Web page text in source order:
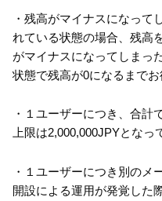
・残高がマイナスになって
れている状態の場合、残高
がマイナスになってしまっ
状態で残高が0になるまでお
・１ユーザーにつき、合計
上限は2,000,000JPYとなっ
・１ユーザーにつき別のメ
開設による運用が発覚した